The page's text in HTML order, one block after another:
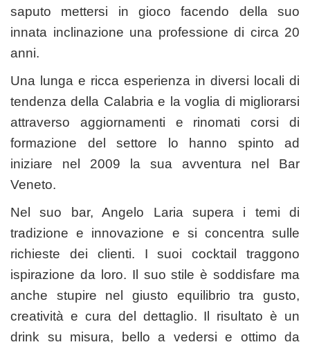
saputo mettersi in gioco facendo della suo
innata inclinazione una professione di circa 20
anni.
Una lunga e ricca esperienza in diversi locali di
tendenza della Calabria e la voglia di migliorarsi
attraverso aggiornamenti e rinomati corsi di
formazione del settore lo hanno spinto ad
iniziare nel 2009 la sua avventura nel Bar
Veneto.
Nel suo bar, Angelo Laria supera i temi di
tradizione e innovazione e si concentra sulle
richieste dei clienti. I suoi cocktail traggono
ispirazione da loro. Il suo stile è soddisfare ma
anche stupire nel giusto equilibrio tra gusto,
creatività e cura del dettaglio. Il risultato è un
drink su misura, bello a vedersi e ottimo da